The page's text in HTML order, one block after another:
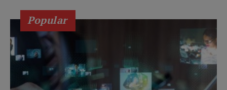
Popular